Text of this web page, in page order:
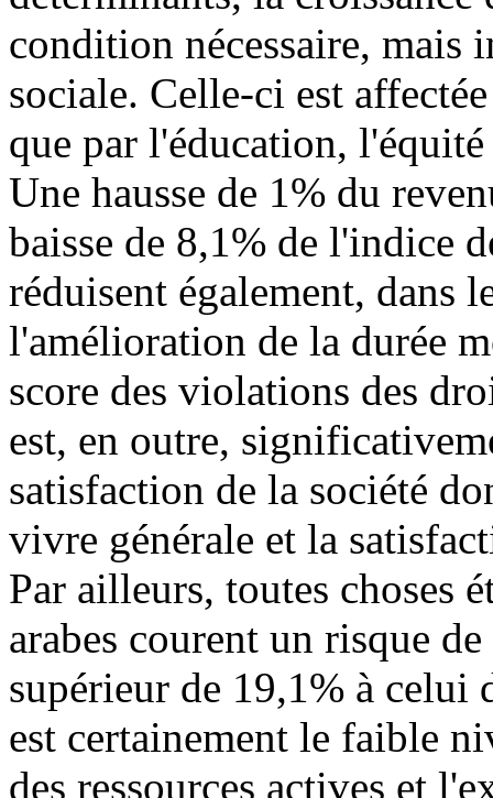
condition nécessaire, mais
sociale. Celle-ci est
que par l'éducation,
Une hausse de 1% du
baisse de 8,1% de l'indice
réduisent également, dans
l'amélioration de la durée
score des violations des
est, en outre,
satisfaction de la société
vivre générale et la
Par ailleurs, toutes choses
arabes courent un risque
supérieur de 19,1% à celui
est certainement le faible
des ressources actives et